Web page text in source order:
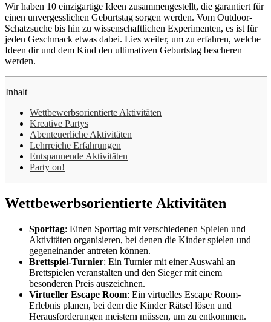
Wir haben 10 einzigartige Ideen zusammengestellt, die garantiert für
einen unvergesslichen Geburtstag sorgen werden. Vom Outdoor-
Schatzsuche bis hin zu wissenschaftlichen Experimenten, es ist für
jeden Geschmack etwas dabei. Lies weiter, um zu erfahren, welche
Ideen dir und dem Kind den ultimativen Geburtstag bescheren
werden.
Inhalt
Wettbewerbsorientierte Aktivitäten
Kreative Partys
Abenteuerliche Aktivitäten
Lehrreiche Erfahrungen
Entspannende Aktivitäten
Party on!
Wettbewerbsorientierte Aktivitäten
Sporttag: Einen Sporttag mit verschiedenen Spielen und
Aktivitäten organisieren, bei denen die Kinder spielen und
gegeneinander antreten können.
Brettspiel-Turnier: Ein Turnier mit einer Auswahl an
Brettspielen veranstalten und den Sieger mit einem
besonderen Preis auszeichnen.
Virtueller Escape Room: Ein virtuelles Escape Room-
Erlebnis planen, bei dem die Kinder Rätsel lösen und
Herausforderungen meistern müssen, um zu entkommen.